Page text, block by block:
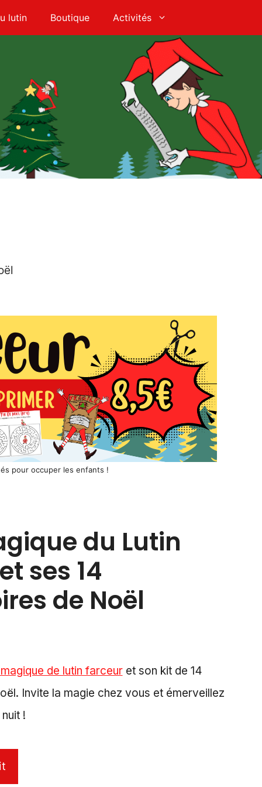
lutin Boutique Activités
pour occuper les enfants !
du Lutin
ses 14
de Noël
de lutin farceuret son kit de 14
Invite la magie chez vous et émerveillez
!